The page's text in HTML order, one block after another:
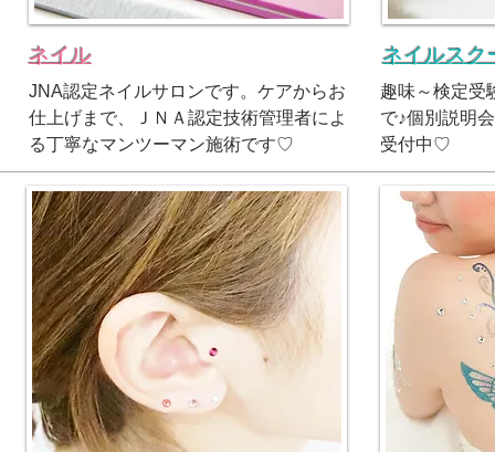
ネイル
JNA認定ネイルサロンです。ケアからお
仕上げまで、ＪＮＡ認定技術管理者によ
る丁寧なマンツーマン施術です♡
ネイルスク
趣味～検定受
で♪個別説明
受付中♡